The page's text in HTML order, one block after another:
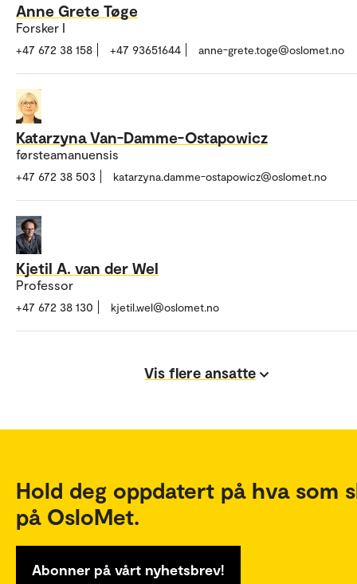
Anne Grete Tøge
Forsker I
+47 672 38 158 +47 93651644 anne-grete.toge@oslomet.no
Katarzyna Van-Damme-Ostapowicz
førsteamanuensis
+47 672 38 503 katarzyna.damme-ostapowicz@oslomet.no
Kjetil A. van der Wel
Professor
+47 672 38 130 kjetil.wel@oslomet.no
Vis flere ansatte
Hold deg oppdatert på hva som
på OsloMet.
Abonner på vårt nyhetsbrev!